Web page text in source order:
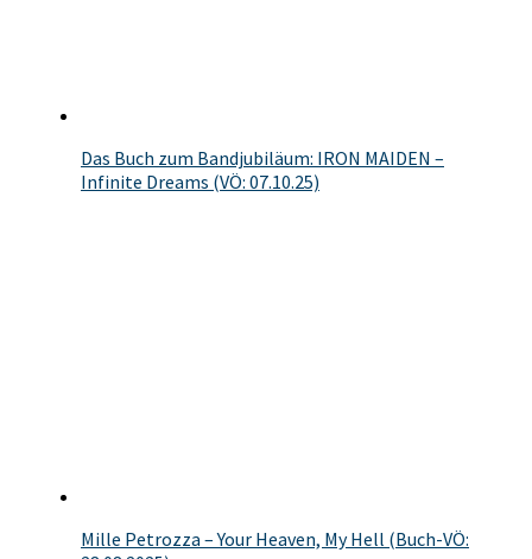
Das Buch zum Bandjubiläum: IRON MAIDEN –
Infinite Dreams (VÖ: 07.10.25)
Mille Petrozza – Your Heaven, My Hell (Buch-VÖ: